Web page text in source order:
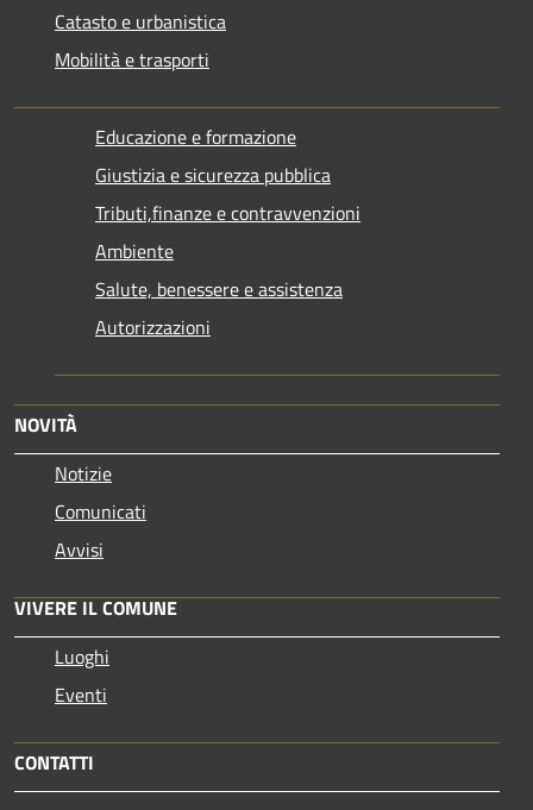
Catasto e urbanistica
Mobilità e trasporti
Educazione e formazione
Giustizia e sicurezza pubblica
Tributi,finanze e contravvenzioni
Ambiente
Salute, benessere e assistenza
Autorizzazioni
NOVITÀ
Notizie
Comunicati
Avvisi
VIVERE IL COMUNE
Luoghi
Eventi
CONTATTI